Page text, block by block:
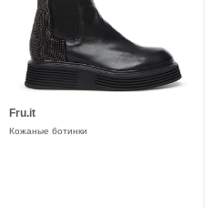
Fru.it
Кожаные ботинки